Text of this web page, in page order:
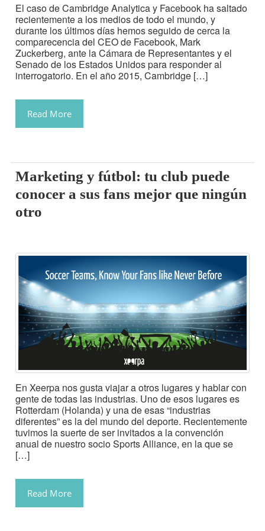
El caso de Cambridge Analytica y Facebook ha saltado
recientemente a los medios de todo el mundo, y
durante los últimos días hemos seguido de cerca la
comparecencia del CEO de Facebook, Mark
Zuckerberg, ante la Cámara de Representantes y el
Senado de los Estados Unidos para responder al
interrogatorio. En el año 2015, Cambridge […]
Read More
Marketing y fútbol: tu club puede
conocer a sus fans mejor que ningún
otro
En Xeerpa nos gusta viajar a otros lugares y hablar con
gente de todas las industrias. Uno de esos lugares es
Rotterdam (Holanda) y una de esas “industrias
diferentes” es la del mundo del deporte. Recientemente
tuvimos la suerte de ser invitados a la convención
anual de nuestro socio Sports Alliance, en la que se
[…]
Read More